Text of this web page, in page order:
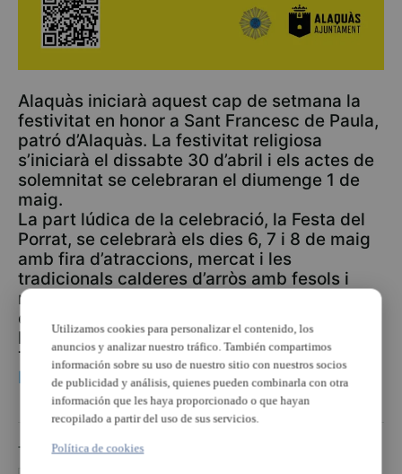
Alaquàs iniciarà aquest cap de setmana la
festivitat en honor a Sant Francesc de Paula,
patró d’Alaquàs. La festivitat religiosa
s’iniciarà el dissabte 30 d’abril i els actes de
solemnitat se celebraran el diumenge 1 de
maig.
La part lúdica de la celebració, la Festa del
Porrat, se celebrarà els dies 6, 7 i 8 de maig
amb fira d’atraccions, mercat i les
tradicionals calderes d’arròs amb fesols i
naps i estarà organitzada per l’Ajuntament
d’Alaquàs amb la col·laboració de
l’Associació Cultural Penya el Foc 2000.
Tota la programació es pot consultar en
https://www.alaquas.org/url/03b3ck
TEMAS
Utilizamos cookies para personalizar el contenido, los
anuncios y analizar nuestro tráfico. También compartimos
información sobre su uso de nuestro sitio con nuestros socios
de publicidad y análisis, quienes pueden combinarla con otra
información que les haya proporcionado o que hayan
recopilado a partir del uso de sus servicios.
Política de cookies